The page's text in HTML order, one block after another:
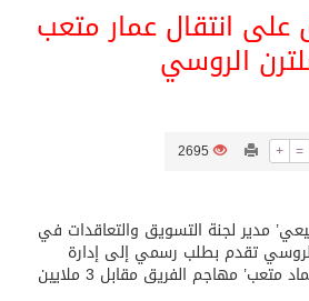
في الجييش الكويتي
على انتقال عمار متعب
الروسي
+ =
2695
مدير لجنة التسويق والتعاقدات في
تقدم بطلب رسمي إلى إدارة
الأهلي لانتقال اللاعب ‘عماد متعب’ مهاجم الفريق مقابل 3 ملايين